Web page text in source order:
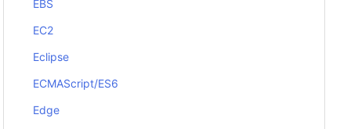
EBS
EC2
Eclipse
ECMAScript/ES6
Edge